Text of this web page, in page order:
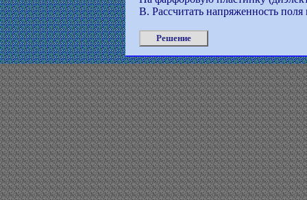
В. Рассчитать напряженность
Решение